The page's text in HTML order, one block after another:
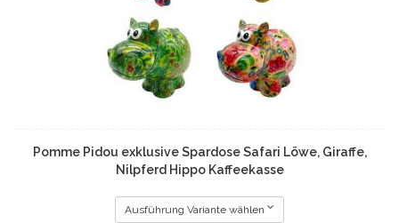
Pomme Pidou exklusive Spardose Safari Löwe, Giraffe,
Nilpferd Hippo Kaffeekasse
Ausführung Variante wählen